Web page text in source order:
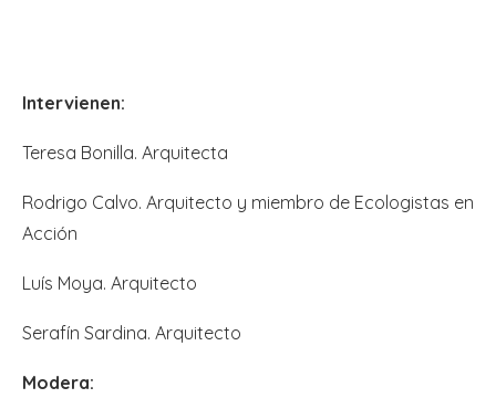
Intervienen:
Teresa Bonilla. Arquitecta
Rodrigo Calvo. Arquitecto y miembro de Ecologistas en
Acción
Luís Moya. Arquitecto
Serafín Sardina. Arquitecto
Modera: